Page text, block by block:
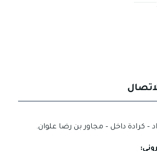
– كرادة داخل – مجاور بن رضا علوان.